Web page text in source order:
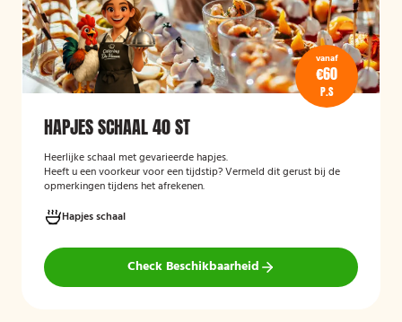
vanaf
€60
P.S
HAPJES SCHAAL 40 ST
Heerlijke schaal met gevarieerde hapjes.
Heeft u een voorkeur voor een tijdstip? Vermeld dit gerust bij de
opmerkingen tijdens het afrekenen.
Hapjes schaal
Check Beschikbaarheid